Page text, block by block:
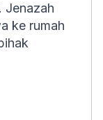
Jenazah
ke rumah